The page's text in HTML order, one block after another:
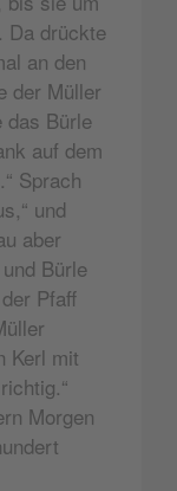
Da drückte
an den
der Müller
das Bürle
auf dem
Sprach
und
aber
Bürle
Pfaff
Kerl mit
Morgen